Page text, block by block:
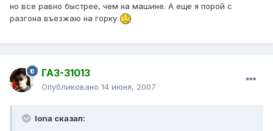
но все равно быстрее, чем на машине. А еще я порой с
разгона въезжаю на горку
ГАЗ-31013
Опубликовано 14 июня, 2007
Iona сказал: